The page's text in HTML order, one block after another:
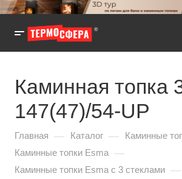
Каминная топка
147(47)/54-UP
Главная — Каталог — Каминные
Каминные топки Esma —
Каминные топки Esma с 3 стеклами —